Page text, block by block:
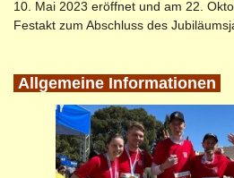
10. Mai 2023 eröffnet und am 22.
Festakt zum Abschluss des
Allgemeine Informationen